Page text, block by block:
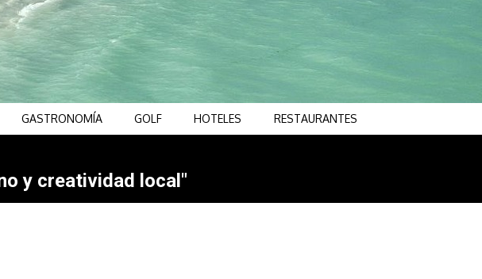
GASTRONOMÍA GOLF HOTELES RESTAURANTES
y creatividad local"